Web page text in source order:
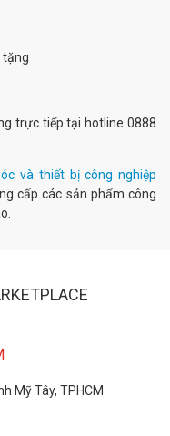
tặng
trực tiếp tại hotline 0888
và thiết bị công nghiệp
cấp các sản phẩm công
Mỹ Tây, TPHCM